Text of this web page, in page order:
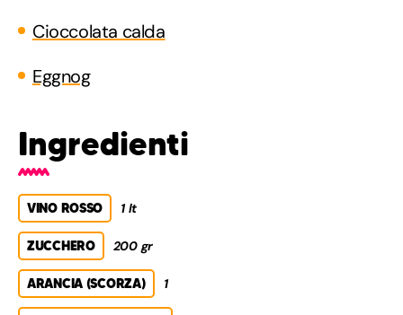
Cioccolata calda
Eggnog
Ingredienti
VINO ROSSO 1 lt
ZUCCHERO 200 gr
ARANCIA (SCORZA) 1